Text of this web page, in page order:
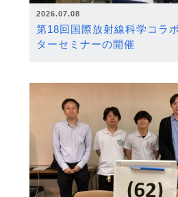
2026.07.08
第18回国際放射線科学コラ
ターセミナーの開催